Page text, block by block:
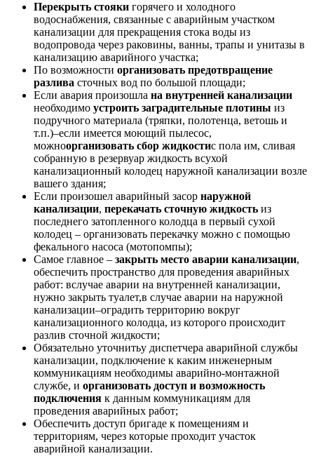
Перекрыть стояки горячего и холодного
водоснабжения, связанные с аварийным участком
канализации для прекращения стока воды из
водопровода через раковины, ванны, трапы и унитазы в
канализацию аварийного участка;
По возможности организовать предотвращение
разлива сточных вод по большой площади;
Если авария произошла на внутренней канализации
необходимо устроить заградительные плотины из
подручного материала (тряпки, полотенца, ветошь и
т.п.)–если имеется моющий пылесос,
можноорганизовать сбор жидкостис пола им, сливая
собранную в резервуар жидкость всухой
канализационный колодец наружной канализации возле
вашего здания;
Если произошел аварийный засор наружной
канализации, перекачать сточную жидкость из
последнего затопленного колодца в первый сухой
колодец – организовать перекачку можно с помощью
фекального насоса (мотопомпы);
Самое главное – закрыть место аварии канализации,
обеспечить пространство для проведения аварийных
работ: вслучае аварии на внутренней канализации,
нужно закрыть туалет,в случае аварии на наружной
канализации–оградить территорию вокруг
канализационного колодца, из которого происходит
разлив сточной жидкости;
Обязательно уточнитьу диспетчера аварийной службы
канализации, подключение к каким инженерным
коммуникациям необходимы аварийно-монтажной
службе, и организовать доступ и возможность
подключения к данным коммуникациям для
проведения аварийных работ;
Обеспечить доступ бригаде к помещениям и
территориям, через которые проходит участок
аварийной канализации.